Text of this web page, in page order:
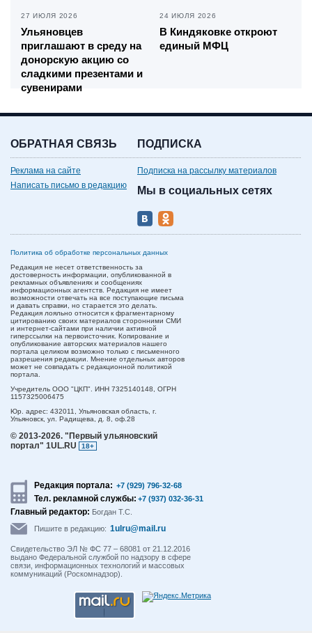
27 ИЮЛЯ 2026
Ульяновцев
приглашают в среду на
донорскую акцию со
сладкими презентами и
сувенирами
24 ИЮЛЯ 2026
В Киндяковке откроют
единый МФЦ
ОБРАТНАЯ СВЯЗЬ
Реклама на сайте
Написать письмо в редакцию
ПОДПИСКА
Подписка на рассылку материалов
Мы в социальных сетях
Политика об обработке персональных данных
Редакция не несет ответственность за
достоверность информации, опубликованной в
рекламных объявлениях и сообщениях
информационных агентств. Редакция не имеет
возможности отвечать на все поступающие письма
и давать справки, но старается это делать.
Редакция лояльно относится к фрагментарному
цитированию своих материалов сторонними СМИ
и интернет-сайтами при наличии активной
гиперссылки на первоисточник. Копирование и
опубликование авторских материалов нашего
портала целиком возможно только с письменного
разрешения редакции. Мнение отдельных авторов
может не совпадать с редакционной политикой
портала.
Учредитель ООО "ЦКП". ИНН 7325140148, ОГРН
1157325006475
Юр. адрес: 432011, Ульяновская область, г.
Ульяновск, ул. Радищева, д. 8, оф.28
© 2013-2026. "Первый ульяновский
портал" 1UL.RU
18+
Редакция портала: +7 (929) 796-32-68
Тел. рекламной службы: +7 (937) 032-36-31
Главный редактор: Богдан Т.С.
Пишите в редакцию: 1ulru@mail.ru
Свидетельство ЭЛ № ФС 77 – 68081 от 21.12.2016
выдано Федеральной службой по надзору в сфере
связи, информационных технологий и массовых
коммуникаций (Роскомнадзор).